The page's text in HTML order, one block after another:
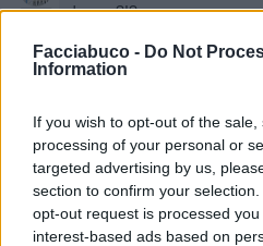
Facciabuco - Do Not
Information
If you wish to opt-out of the
processing of your personal or
targeted advertising by us,
section to confirm your
opt-out request is processed
interest-based ads based on
davero?!?
15 Dicembre 2025 alle ore 12:54
·Ti stimo
Sberla82:
ridere NO POLITICA O
PARODIA.
·Ti stimo ·Rispondi